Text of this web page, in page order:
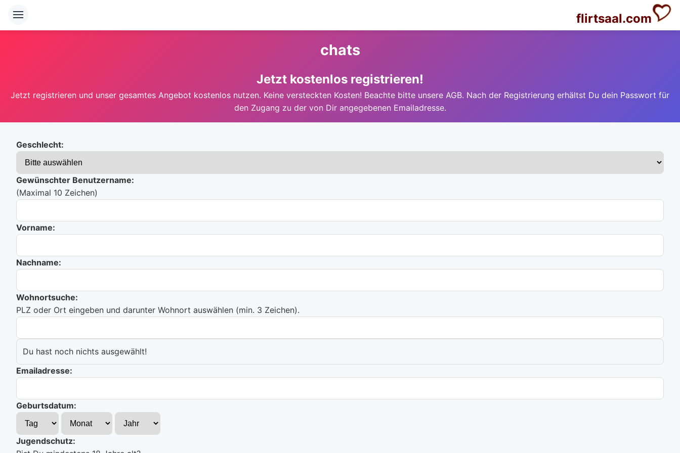
flirtsaal.com
chats
Jetzt kostenlos registrieren!
Jetzt registrieren und unser gesamtes Angebot kostenlos nutzen. Keine versteckten Kosten! Beachte bitte unsere AGB. Nach der Registrierung erhältst Du dein Passwort für
den Zugang zu der von Dir angegebenen Emailadresse.
Geschlecht:
Gewünschter Benutzername:
(Maximal 10 Zeichen)
Vorname:
Nachname:
Wohnortsuche:
PLZ oder Ort eingeben und darunter Wohnort auswählen (min. 3 Zeichen).
Du hast noch nichts ausgewählt!
Emailadresse:
Geburtsdatum:
Jugendschutz: